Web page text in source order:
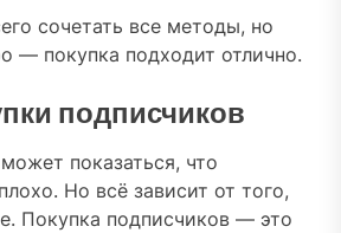
сочетать все методы, но
— покупка подходит отлично.
подписчиков
показаться, что
Но всё зависит от того,
Покупка подписчиков — это